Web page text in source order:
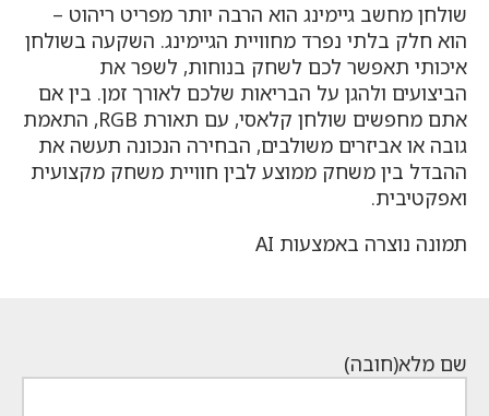
שולחן מחשב גיימינג הוא הרבה יותר מפריט ריהוט –
הוא חלק בלתי נפרד מחוויית הגיימינג. השקעה בשולחן
איכותי תאפשר לכם לשחק בנוחות, לשפר את
הביצועים ולהגן על הבריאות שלכם לאורך זמן. בין אם
אתם מחפשים שולחן קלאסי, עם תאורת RGB, התאמת
גובה או אביזרים משולבים, הבחירה הנכונה תעשה את
ההבדל בין משחק ממוצע לבין חוויית משחק מקצועית
ואפקטיבית.
תמונה נוצרה באמצעות AI
שם מלא(חובה)